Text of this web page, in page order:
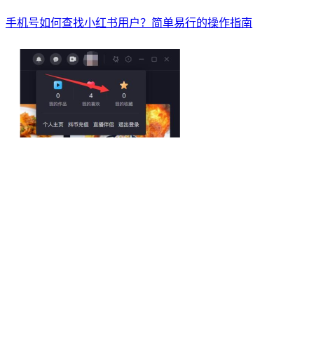
手机号如何查找小红书用户？简单易行的操作指南